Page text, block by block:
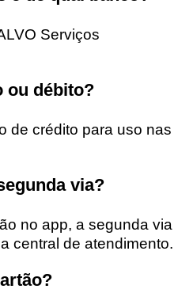
Serviços
ou débito?
de crédito para uso nas
via?
no app, a segunda via
central de atendimento.